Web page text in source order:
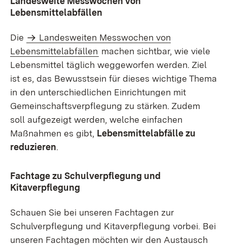
Lebensmittelabfällen
Die
Landesweiten Messwochen von
Lebensmittelabfällen machen sichtbar, wie viele
Lebensmittel täglich weggeworfen werden. Ziel
ist es, das Bewusstsein für dieses wichtige Thema
in den unterschiedlichen Einrichtungen mit
Gemeinschaftsverpflegung zu stärken. Zudem
soll aufgezeigt werden, welche einfachen
Maßnahmen es gibt, Lebensmittelabfälle zu
reduzieren.
Fachtage zu Schulverpflegung und
Kitaverpflegung
Schauen Sie bei unseren Fachtagen zur
Schulverpflegung und Kitaverpflegung vorbei. Bei
unseren Fachtagen möchten wir den Austausch